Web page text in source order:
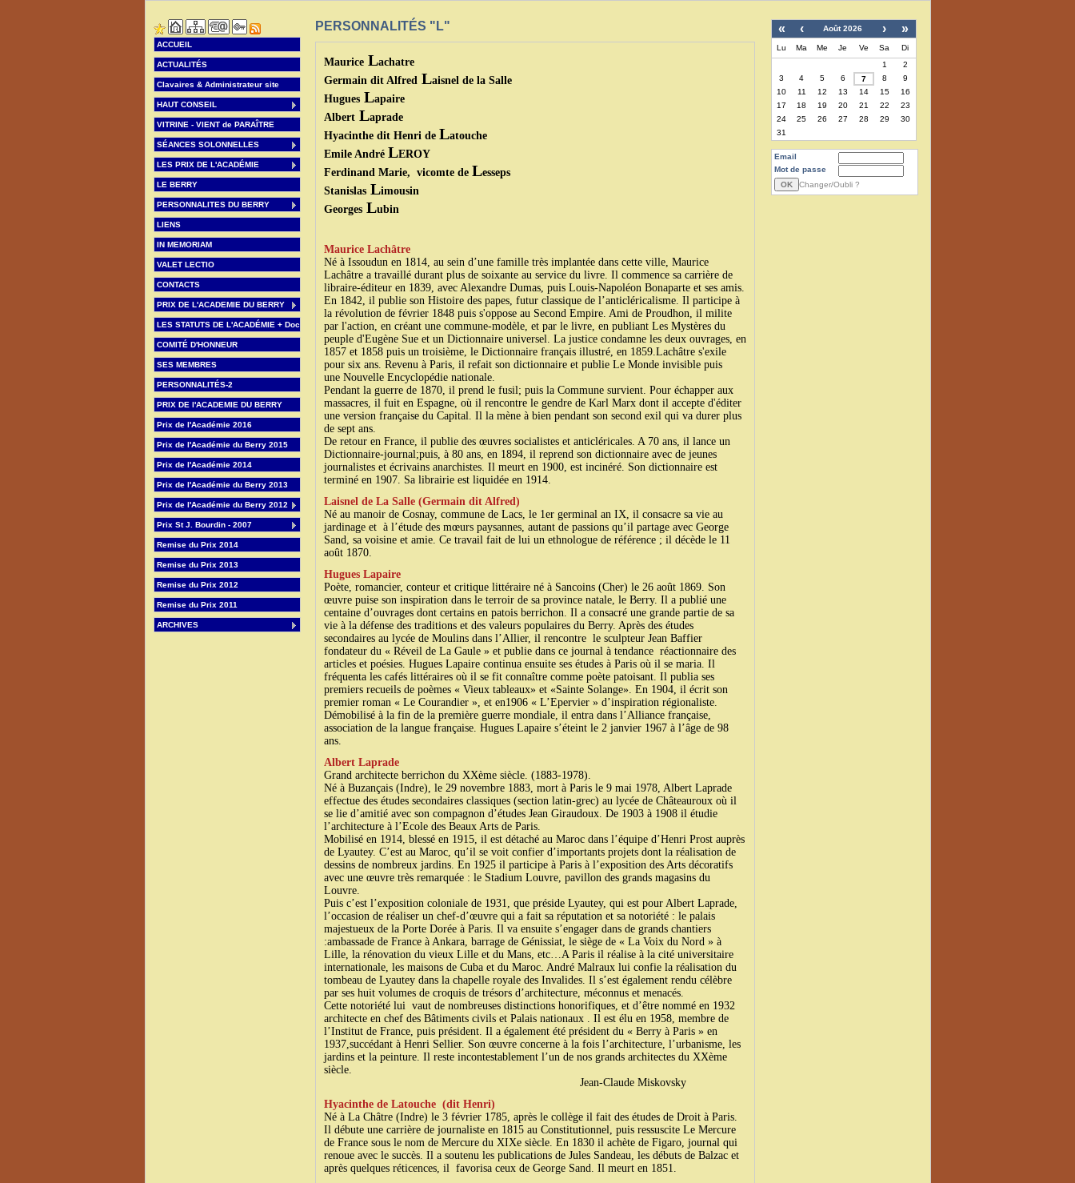
ACCUEIL
ACTUALITÉS
Clavaires & Administrateur site
HAUT CONSEIL
VITRINE - VIENT de PARAÎTRE
SÉANCES SOLONNELLES
LES PRIX DE L'ACADÉMIE
LE BERRY
PERSONNALITES DU BERRY
LIENS
IN MEMORIAM
VALET LECTIO
CONTACTS
PRIX DE L'ACADEMIE DU BERRY
LES STATUTS DE L'ACADÉMIE + Doc
COMITÉ D'HONNEUR
SES MEMBRES
PERSONNALITÉS-2
PRIX DE l'ACADEMIE DU BERRY
Prix de l'Académie 2016
Prix de l'Académie du Berry 2015
Prix de l'Académie 2014
Prix de l'Académie du Berry 2013
Prix de l'Académie du Berry 2012
Prix St J. Bourdin - 2007
Remise du Prix 2014
Remise du Prix 2013
Remise du Prix 2012
Remise du Prix 2011
ARCHIVES
PERSONNALITÉS "L"
MauriceLachatre
Germain dit Alfred Laisnel de la Salle
HuguesLapaire
AlbertLaprade
Hyacinthe dit Henri de Latouche
Emile André LEROY
​Ferdinand Marie, vicomte de Lesseps
StanislasLimousin
GeorgesLubin
Maurice Lachâtre
Né à Issoudun en 1814, au sein d’une famille très implantée dans cette ville, Maurice
Lachâtre a travaillé durant plus de soixante au service du livre. Il commence sa carrière de
libraire-éditeur en 1839, avec Alexandre Dumas, puis Louis-Napoléon Bonaparte et ses amis.
En 1842, il publie son Histoire des papes, futur classique de l’anticléricalisme. Il participe à
la révolution de février 1848 puis s'oppose au Second Empire. Ami de Proudhon, il milite
par l'action, en créant une commune-modèle, et par le livre, en publiant Les Mystères du
peuple d'Eugène Sue et un Dictionnaire universel. La justice condamne les deux ouvrages, en
1857 et 1858 puis un troisième, le Dictionnaire français illustré, en 1859.Lachâtre s'exile
pour six ans. Revenu à Paris, il refait son dictionnaire et publie Le Monde invisible puis
une Nouvelle Encyclopédie nationale.
Pendant la guerre de 1870, il prend le fusil; puis la Commune survient. Pour échapper aux
massacres, il fuit en Espagne, où il rencontre le gendre de Karl Marx dont il accepte d'éditer
une version française du Capital. Il la mène à bien pendant son second exil qui va durer plus
de sept ans.
De retour en France, il publie des œuvres socialistes et anticléricales. A 70 ans, il lance un
Dictionnaire-journal;puis, à 80 ans, en 1894, il reprend son dictionnaire avec de jeunes
journalistes et écrivains anarchistes. Il meurt en 1900, est incinéré. Son dictionnaire est
terminé en 1907. Sa librairie est liquidée en 1914.
Laisnel de La Salle (Germain dit Alfred)
Né au manoir de Cosnay, commune de Lacs, le 1er germinal an IX, il consacre sa vie au
jardinage et à l’étude des mœurs paysannes, autant de passions qu’il partage avec George
Sand, sa voisine et amie. Ce travail fait de lui un ethnologue de référence ; il décède le 11
août 1870.
Hugues Lapaire
Poète, romancier, conteur et critique littéraire né à Sancoins (Cher) le 26 août 1869. Son
œuvre puise son inspiration dans le terroir de sa province natale, le Berry. Il a publié une
centaine d’ouvrages dont certains en patois berrichon. Il a consacré une grande partie de sa
vie à la défense des traditions et des valeurs populaires du Berry. Après des études
secondaires au lycée de Moulins dans l’Allier, il rencontre le sculpteur Jean Baffier
fondateur du « Réveil de La Gaule » et publie dans ce journal à tendance réactionnaire des
articles et poésies. Hugues Lapaire continua ensuite ses études à Paris où il se maria. Il
fréquenta les cafés littéraires où il se fit connaître comme poète patoisant. Il publia ses
premiers recueils de poèmes « Vieux tableaux» et «Sainte Solange». En 1904, il écrit son
premier roman « Le Courandier », et en1906 « L’Epervier » d’inspiration régionaliste.
Démobilisé à la fin de la première guerre mondiale, il entra dans l’Alliance française,
association de la langue française. Hugues Lapaire s’éteint le 2 janvier 1967 à l’âge de 98
ans.
Albert Laprade
Grand architecte berrichon du XXème siècle. (1883-1978).
Né à Buzançais (Indre), le 29 novembre 1883, mort à Paris le 9 mai 1978, Albert Laprade
effectue des études secondaires classiques (section latin-grec) au lycée de Châteauroux où il
se lie d’amitié avec son compagnon d’études Jean Giraudoux. De 1903 à 1908 il étudie
l’architecture à l’Ecole des Beaux Arts de Paris.
Mobilisé en 1914, blessé en 1915, il est détaché au Maroc dans l’équipe d’Henri Prost auprès
de Lyautey. C’est au Maroc, qu’il se voit confier d’importants projets dont la réalisation de
dessins de nombreux jardins. En 1925 il participe à Paris à l’exposition des Arts décoratifs
avec une œuvre très remarquée : le Stadium Louvre, pavillon des grands magasins du
Louvre.
Puis c’est l’exposition coloniale de 1931, que préside Lyautey, qui est pour Albert Laprade,
l’occasion de réaliser un chef-d’œuvre qui a fait sa réputation et sa notoriété : le palais
majestueux de la Porte Dorée à Paris. Il va ensuite s’engager dans de grands chantiers
:ambassade de France à Ankara, barrage de Génissiat, le siège de « La Voix du Nord » à
Lille, la rénovation du vieux Lille et du Mans, etc…A Paris il réalise à la cité universitaire
internationale, les maisons de Cuba et du Maroc. André Malraux lui confie la réalisation du
tombeau de Lyautey dans la chapelle royale des Invalides. Il s’est également rendu célèbre
par ses huit volumes de croquis de trésors d’architecture, méconnus et menacés.
Cette notoriété lui vaut de nombreuses distinctions honorifiques, et d’être nommé en 1932
architecte en chef des Bâtiments civils et Palais nationaux . Il est élu en 1958, membre de
l’Institut de France, puis président. Il a également été président du « Berry à Paris » en
1937,succédant à Henri Sellier. Son œuvre concerne à la fois l’architecture, l’urbanisme, les
jardins et la peinture. Il reste incontestablement l’un de nos grands architectes du XXème
siècle.
Jean-Claude Miskovsky
Hyacinthe de Latouche (dit Henri)
Né à La Châtre (Indre) le 3 février 1785, après le collège il fait des études de Droit à Paris.
Il débute une carrière de journaliste en 1815 au Constitutionnel, puis ressuscite Le Mercure
de France sous le nom de Mercure du XIXe siècle. En 1830 il achète de Figaro, journal qui
renoue avec le succès. Il a soutenu les publications de Jules Sandeau, les débuts de Balzac et
après quelques réticences, il favorisa ceux de George Sand. Il meurt en 1851.
« ‹ Août 2026 › »
Lu Ma Me Je Ve Sa
Di
1
2
3
4 5 6 7 8
9
10
11 12 13 14 15
16
17
18 19 20 21 22
23
24
25 26 27 28 29
30
31
Email
Mot de passe
Changer/Oubli ?